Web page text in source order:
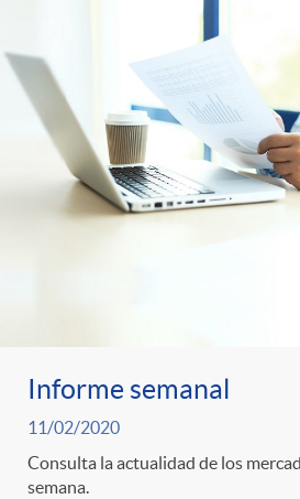
Informe semanal
11/02/2020
Consulta la actualidad de los
semana.